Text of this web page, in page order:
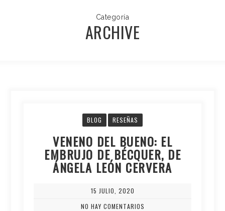
Categoría
ARCHIVE
BLOG RESEÑAS
VENENO DEL BUENO: EL
EMBRUJO DE BÉCQUER, DE
ÁNGELA LEÓN CERVERA
15 JULIO, 2020
NO HAY COMENTARIOS